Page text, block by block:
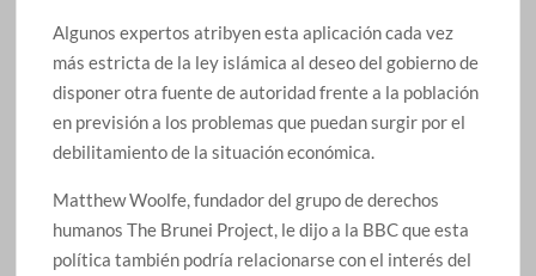
Algunos expertos atribyen esta aplicación cada vez
más estricta de la ley islámica al deseo del gobierno de
disponer otra fuente de autoridad frente a la población
en previsión a los problemas que puedan surgir por el
debilitamiento de la situación económica.
Matthew Woolfe, fundador del grupo de derechos
humanos The Brunei Project, le dijo a la BBC que esta
política también podría relacionarse con el interés del